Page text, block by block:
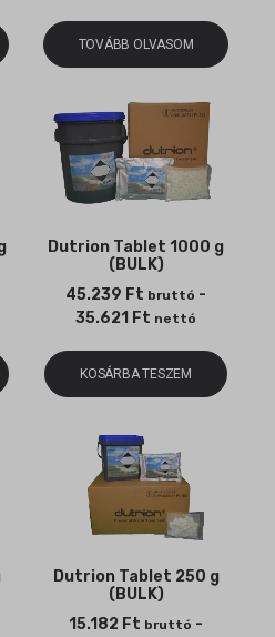
TOVÁBB OLVASOM
Dutrion Tablet 1000 g
(BULK)
45.239 Ft bruttó -
35.621 Ft nettó
KOSÁRBA TESZEM
Dutrion Tablet 250 g
(BULK)
15.182 Ft bruttó -